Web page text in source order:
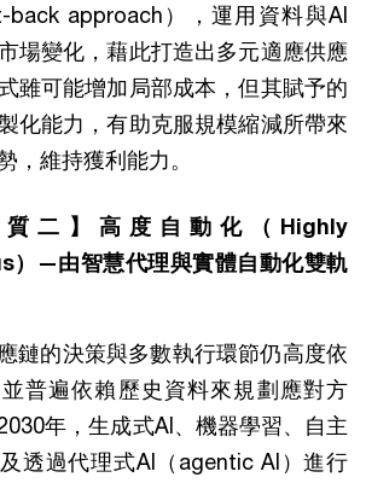
back approach），運用資料與AI
場變化，藉此打造出多元適應供應
雖可能增加局部成本，但其賦予的
化能力，有助克服規模縮減所帶來
，維持獲利能力。
質二】高度自動化（Highly
）—由智慧代理與實體自動化雙軌
鏈的決策與多數執行環節仍高度依
普遍依賴歷史資料來規劃應對方
年，生成式AI、機器學習、自主
透過代理式AI（agentic AI）進行